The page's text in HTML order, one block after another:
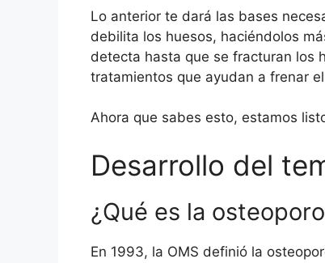
Lo anterior te dará las bases
debilita los huesos, haciéndolos
detecta hasta que se fracturan los
tratamientos que ayudan a frenar
Ahora que sabes esto, estamos
Desarrollo del
¿Qué es la
En 1993, la OMS definió la